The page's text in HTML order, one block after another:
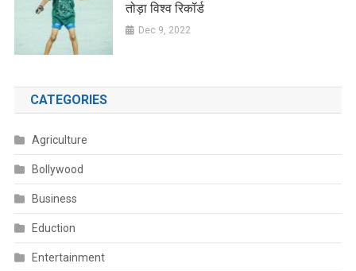
तोड़ा विश्व रिकॉर्ड
Dec 9, 2022
CATEGORIES
Agriculture
Bollywood
Business
Eduction
Entertainment